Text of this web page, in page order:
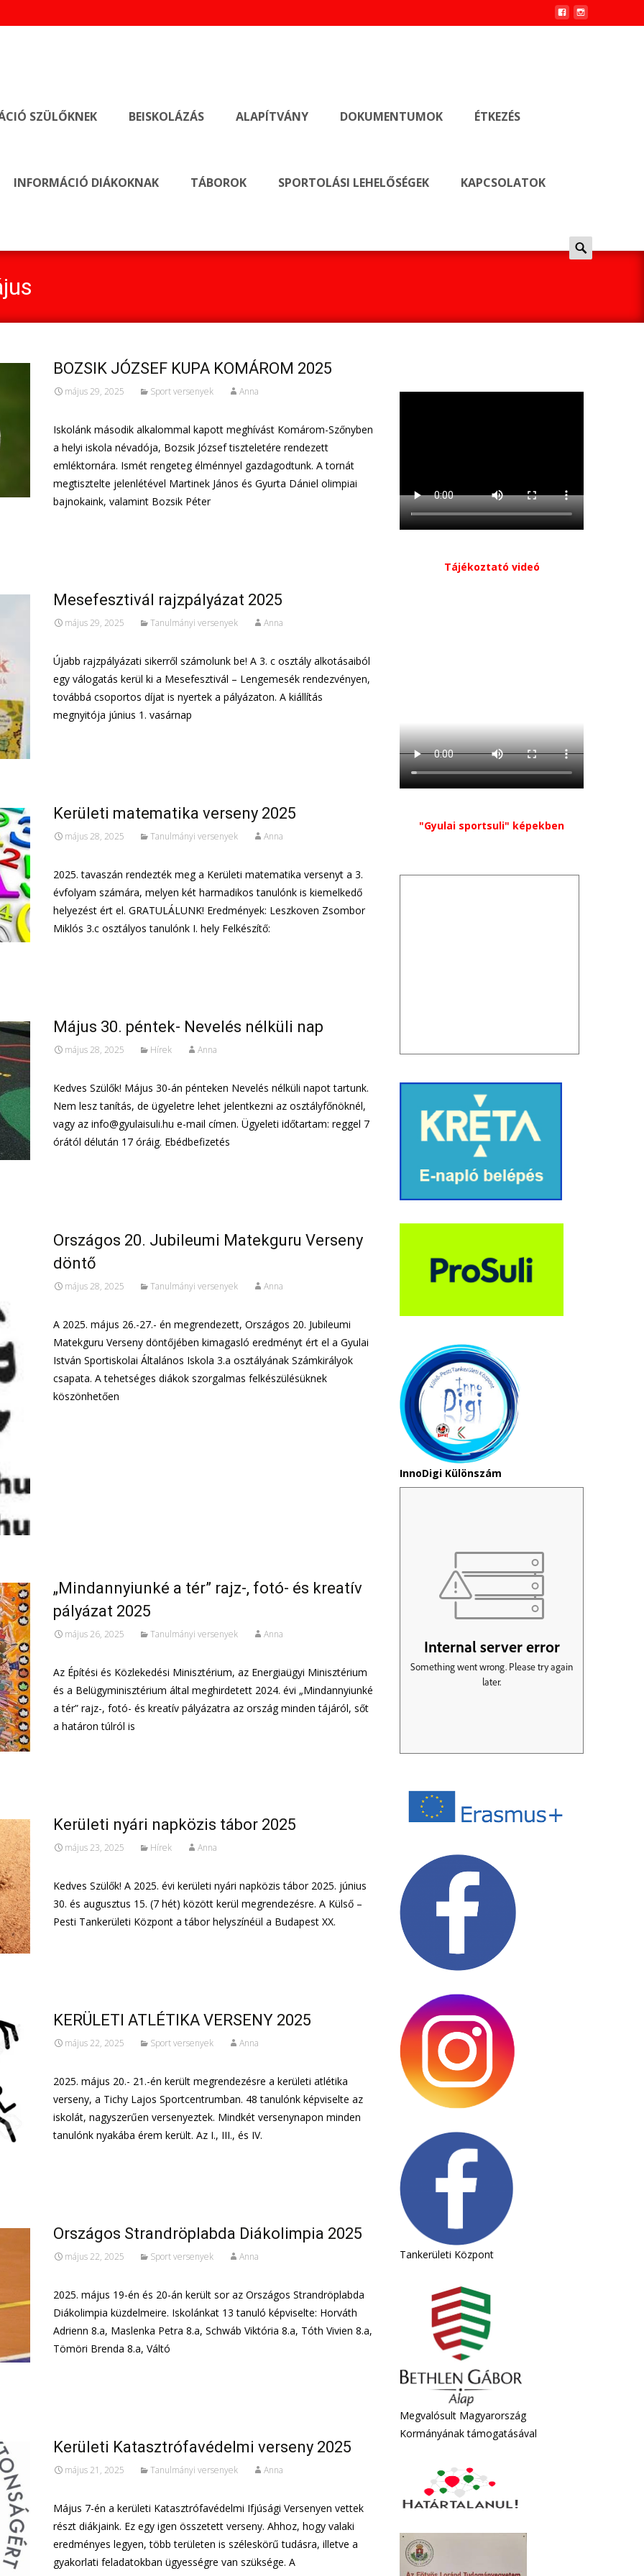
SZÜLŐKNEK BEISKOLÁZÁS ALAPÍTVÁNY DOKUMENTUMOK ÉTKEZÉS
INFORMÁCIÓ DIÁKOKNAK TÁBOROK SPORTOLÁSI LEHELŐSÉGEK KAPCSOLATOK
Keresés
erre:
BOZSIK JÓZSEF KUPA KOMÁROM 2025
május 29, 2025 Sport versenyek Anna
Iskolánk második alkalommal kapott meghívást Komárom-Szőnyben
a helyi iskola névadója, Bozsik József tiszteletére rendezett
emléktornára. Ismét rengeteg élménnyel gazdagodtunk. A tornát
megtisztelte jelenlétével Martinek János és Gyurta Dániel olimpiai
bajnokaink, valamint Bozsik Péter
Mesefesztivál rajzpályázat 2025
május 29, 2025 Tanulmányi versenyek Anna
Újabb rajzpályázati sikerről számolunk be! A 3. c osztály alkotásaiból
egy válogatás kerül ki a Mesefesztivál – Lengemesék rendezvényen,
továbbá csoportos díjat is nyertek a pályázaton. A kiállítás
megnyitója június 1. vasárnap
Kerületi matematika verseny 2025
május 28, 2025 Tanulmányi versenyek Anna
2025. tavaszán rendezték meg a Kerületi matematika versenyt a 3.
évfolyam számára, melyen két harmadikos tanulónk is kiemelkedő
helyezést ért el. GRATULÁLUNK! Eredmények: Leszkoven Zsombor
Miklós 3.c osztályos tanulónk I. hely Felkészítő:
Május 30. péntek- Nevelés nélküli nap
május 28, 2025 Hírek Anna
Kedves Szülők! Május 30-án pénteken Nevelés nélküli napot tartunk.
Nem lesz tanítás, de ügyeletre lehet jelentkezni az osztályfőnöknél,
vagy az info@gyulaisuli.hu e-mail címen. Ügyeleti időtartam: reggel 7
órától délután 17 óráig. Ebédbefizetés
Országos 20. Jubileumi Matekguru Verseny
döntő
május 28, 2025 Tanulmányi versenyek Anna
A 2025. május 26.-27.- én megrendezett, Országos 20. Jubileumi
Matekguru Verseny döntőjében kimagasló eredményt ért el a Gyulai
István Sportiskolai Általános Iskola 3.a osztályának Számkirályok
csapata. A tehetséges diákok szorgalmas felkészülésüknek
köszönhetően
„Mindannyiunké a tér” rajz-, fotó- és kreatív
pályázat 2025
május 26, 2025 Tanulmányi versenyek Anna
Az Építési és Közlekedési Minisztérium, az Energiaügyi Minisztérium
és a Belügyminisztérium által meghirdetett 2024. évi „Mindannyiunké
a tér” rajz-, fotó- és kreatív pályázatra az ország minden tájáról, sőt
a határon túlról is
Kerületi nyári napközis tábor 2025
május 23, 2025 Hírek Anna
Kedves Szülők! A 2025. évi kerületi nyári napközis tábor 2025. június
30. és augusztus 15. (7 hét) között kerül megrendezésre. A Külső –
Pesti Tankerületi Központ a tábor helyszínéül a Budapest XX.
KERÜLETI ATLÉTIKA VERSENY 2025
május 22, 2025 Sport versenyek Anna
2025. május 20.- 21.-én került megrendezésre a kerületi atlétika
verseny, a Tichy Lajos Sportcentrumban. 48 tanulónk képviselte az
iskolát, nagyszerűen versenyeztek. Mindkét versenynapon minden
tanulónk nyakába érem került. Az I., III., és IV.
Országos Strandröplabda Diákolimpia 2025
május 22, 2025 Sport versenyek Anna
2025. május 19-én és 20-án került sor az Országos Strandröplabda
Diákolimpia küzdelmeire. Iskolánkat 13 tanuló képviselte: Horváth
Adrienn 8.a, Maslenka Petra 8.a, Schwáb Viktória 8.a, Tóth Vivien 8.a,
Tömöri Brenda 8.a, Váltó
Kerületi Katasztrófavédelmi verseny 2025
május 21, 2025 Tanulmányi versenyek Anna
Május 7-én a kerületi Katasztrófavédelmi Ifjúsági Versenyen vettek
részt diákjaink. Ez egy igen összetett verseny. Ahhoz, hogy valaki
eredményes legyen, több területen is széleskörű tudásra, illetve a
gyakorlati feladatokban ügyességre van szüksége. A
Tájékoztató videó
"Gyulai sportsuli" képekben
InnoDigi Különszám
Tankerületi Központ
Megvalósult Magyarország
Kormányának támogatásával